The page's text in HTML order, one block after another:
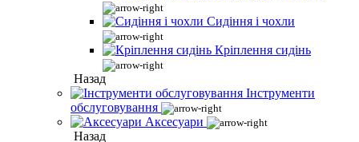
Сидіння і чохли
Кріплення сидінь
Назад
Інструменти
обслуговування
Аксесуари
Назад